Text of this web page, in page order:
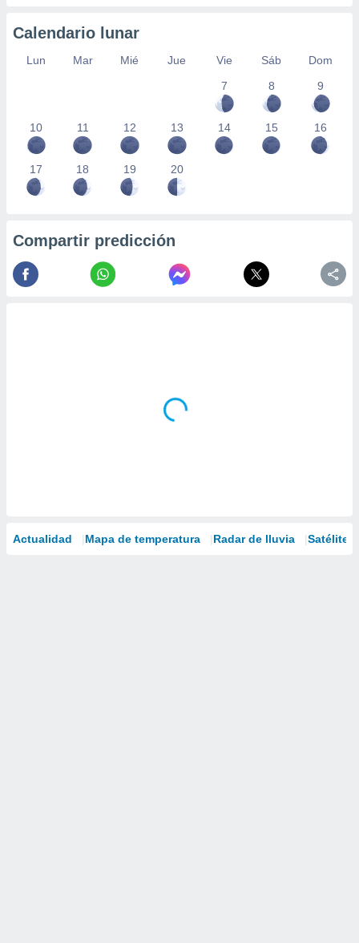
Calendario lunar
Lun Mar Mié Jue Vie Sáb
Dom
7
8 9
10 11 12 13 14 15 16
17 18 19 20
Compartir predicción
Actualidad Mapa de temperatura Radar de lluvia Satélites